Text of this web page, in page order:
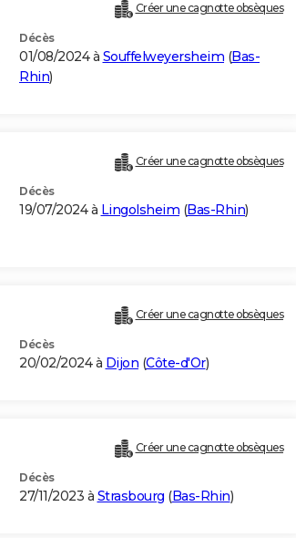
Créer une cagnotte obsèques
Décès
01/08/2024 à Souffelweyersheim (Bas-
Rhin)
Créer une cagnotte obsèques
Décès
19/07/2024 à Lingolsheim (Bas-Rhin)
Créer une cagnotte obsèques
Décès
20/02/2024 à Dijon (Côte-d'Or)
Créer une cagnotte obsèques
Décès
27/11/2023 à Strasbourg (Bas-Rhin)